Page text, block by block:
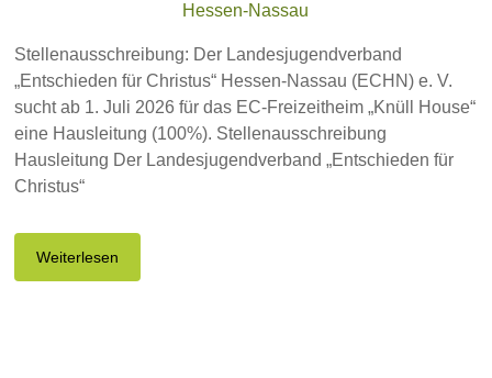
Stellenausschreibung: Der Landesjugendverband
„Entschieden für Christus“ Hessen-Nassau (ECHN) e. V.
sucht ab 1. Juli 2026 für das EC-Freizeitheim „Knüll House“
eine Hausleitung (100%). Stellenausschreibung
Hausleitung Der Landesjugendverband „Entschieden für
Christus“
Weiterlesen